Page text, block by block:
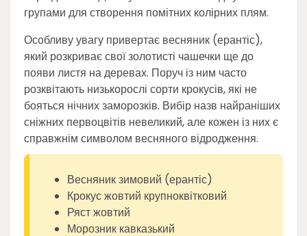
групами для створення помітних колірних плям.
Особливу увагу привертає весняник (ерантіс),
який розкриває свої золотисті чашечки ще до
появи листя на деревах. Поруч із ним часто
розквітають низькорослі сорти крокусів, які не
бояться нічних заморозків. Вибір назв найраніших
сніжних первоцвітів невеликий, але кожен із них є
справжнім символом весняного відродження.
Весняник зимовий (ерантіс)
Крокус жовтий крупноквітковий
Ряст жовтий
Морозник кавказький